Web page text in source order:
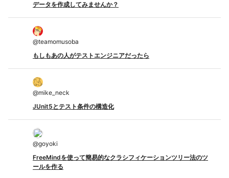
データを作成してみませんか？
@teamomusoba
もしもあの人がテストエンジニアだったら
@mike_neck
JUnit5とテスト条件の構造化
@goyoki
FreeMindを使って簡易的なクラシフィケーションツリー法のツ
ールを作る